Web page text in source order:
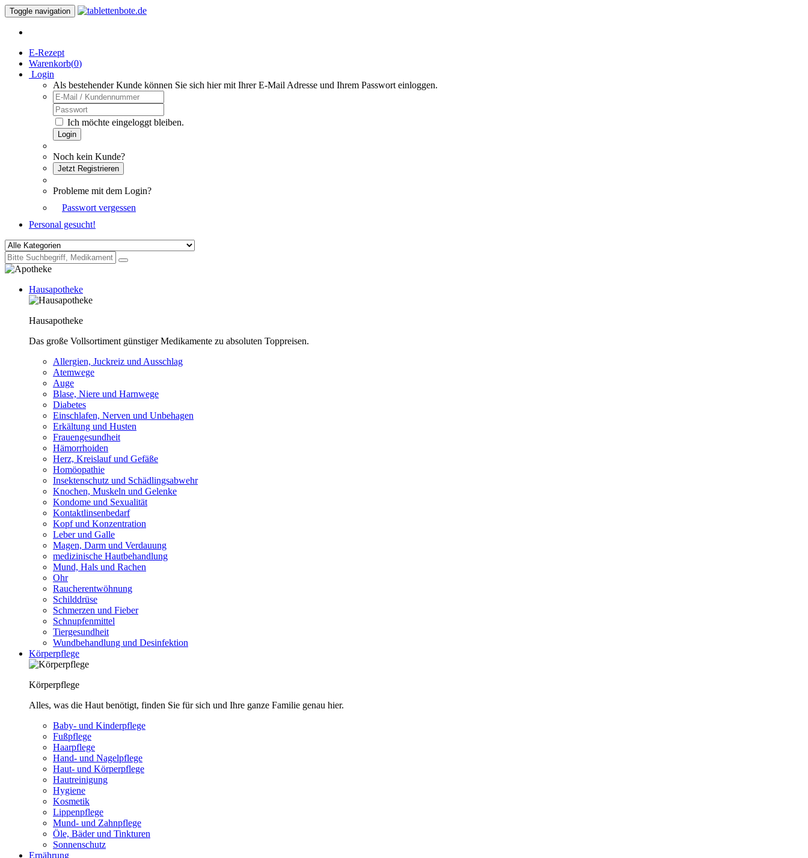
Toggle navigation
E-Rezept
Warenkorb(0)
Login
Als bestehender Kunde können Sie sich hier mit Ihrer E-Mail Adresse und Ihrem Passwort einloggen.
Ich möchte eingeloggt bleiben.
Login
Noch kein Kunde?
Jetzt Registrieren
Probleme mit dem Login?
Passwort vergessen
Personal gesucht!
Hausapotheke
Hausapotheke
Das große Vollsortiment günstiger Medikamente zu absoluten Toppreisen.
Allergien, Juckreiz und Ausschlag
Atemwege
Auge
Blase, Niere und Harnwege
Diabetes
Einschlafen, Nerven und Unbehagen
Erkältung und Husten
Frauengesundheit
Hämorrhoiden
Herz, Kreislauf und Gefäße
Homöopathie
Insektenschutz und Schädlingsabwehr
Knochen, Muskeln und Gelenke
Kondome und Sexualität
Kontaktlinsenbedarf
Kopf und Konzentration
Leber und Galle
Magen, Darm und Verdauung
medizinische Hautbehandlung
Mund, Hals und Rachen
Ohr
Raucherentwöhnung
Schilddrüse
Schmerzen und Fieber
Schnupfenmittel
Tiergesundheit
Wundbehandlung und Desinfektion
Körperpflege
Körperpflege
Alles, was die Haut benötigt, finden Sie für sich und Ihre ganze Familie genau hier.
Baby- und Kinderpflege
Fußpflege
Haarpflege
Hand- und Nagelpflege
Haut- und Körperpflege
Hautreinigung
Hygiene
Kosmetik
Lippenpflege
Mund- und Zahnpflege
Öle, Bäder und Tinkturen
Sonnenschutz
Ernährung